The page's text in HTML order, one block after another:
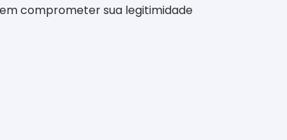
comprometer sua legitimidade